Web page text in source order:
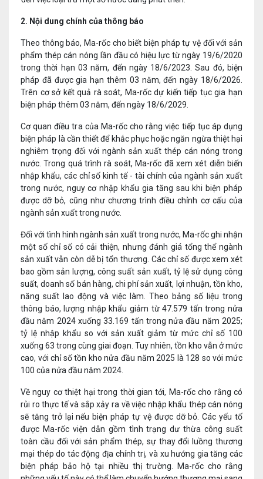
2. Nội dung chính của thông báo
Theo thông báo, Ma-rốc cho biết biện pháp tự vệ đối với sản
phẩm thép cán nóng lần đầu có hiệu lực từ ngày 19/6/2020
trong thời hạn 03 năm, đến ngày 18/6/2023. Sau đó, biện
pháp đã được gia hạn thêm 03 năm, đến ngày 18/6/2026.
Trên cơ sở kết quả rà soát, Ma-rốc dự kiến tiếp tục gia hạn
biện pháp thêm 03 năm, đến ngày 18/6/2029.
Cơ quan điều tra của Ma-rốc cho rằng việc tiếp tục áp dụng
biện pháp là cần thiết để khắc phục hoặc ngăn ngừa thiệt hại
nghiêm trọng đối với ngành sản xuất thép cán nóng trong
nước. Trong quá trình rà soát, Ma-rốc đã xem xét diễn biến
nhập khẩu, các chỉ số kinh tế - tài chính của ngành sản xuất
trong nước, nguy cơ nhập khẩu gia tăng sau khi biện pháp
được dỡ bỏ, cũng như chương trình điều chỉnh cơ cấu của
ngành sản xuất trong nước.
Đối với tình hình ngành sản xuất trong nước, Ma-rốc ghi nhận
một số chỉ số có cải thiện, nhưng đánh giá tổng thể ngành
sản xuất vẫn còn dễ bị tổn thương. Các chỉ số được xem xét
bao gồm sản lượng, công suất sản xuất, tỷ lệ sử dụng công
suất, doanh số bán hàng, chi phí sản xuất, lợi nhuận, tồn kho,
năng suất lao động và việc làm. Theo bảng số liệu trong
thông báo, lượng nhập khẩu giảm từ 47.579 tấn trong nửa
đầu năm 2024 xuống 33.169 tấn trong nửa đầu năm 2025;
tỷ lệ nhập khẩu so với sản xuất giảm từ mức chỉ số 100
xuống 63 trong cùng giai đoạn. Tuy nhiên, tồn kho vẫn ở mức
cao, với chỉ số tồn kho nửa đầu năm 2025 là 128 so với mức
100 của nửa đầu năm 2024.
Về nguy cơ thiệt hại trong thời gian tới, Ma-rốc cho rằng có
rủi ro thực tế và sắp xảy ra về việc nhập khẩu thép cán nóng
sẽ tăng trở lại nếu biện pháp tự vệ được dỡ bỏ. Các yếu tố
được Ma-rốc viện dẫn gồm tình trạng dư thừa công suất
toàn cầu đối với sản phẩm thép, sự thay đổi luồng thương
mại thép do tác động địa chính trị, và xu hướng gia tăng các
biện pháp bảo hộ tại nhiều thị trường. Ma-rốc cho rằng